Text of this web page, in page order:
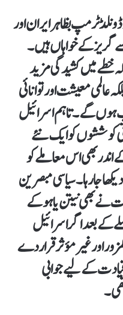
ٹرمپ بظاہر ایران اور
کے خواہاں ہیں۔
خطے میں کشیدگی مزید
معیشت اور توانائی
ہوں گے۔ تاہم اسرائیل
کوششوں کو ایک نئے
بھی اس معاملے کو
جا رہا۔ سیاسی مبصرین
نے بھی نیتن یاہو کے
کے بعد اگر اسرائیل
اور غیر مؤثر قرار دے
کے لیے جوابی